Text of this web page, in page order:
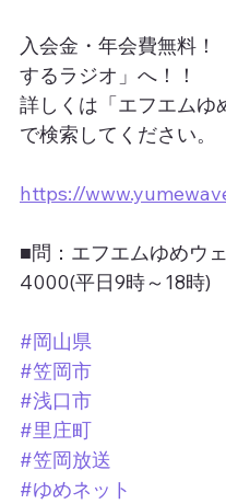
入会金・年会費無料！
するラジオ」へ！！
詳しくは「エフエムゆ
で検索してください。
https://
■問：エフエムゆめウ
4000(平日9時～18時)
#岡山県
#笠岡市
#浅口市
#里庄町
#笠岡放送
#ゆめネット